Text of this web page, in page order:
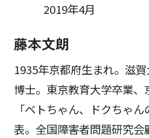
2019年4月
藤本文朗
1935年京都府生まれ。滋
博士。東京教育大学卒業、
「ベトちゃん、ドクちゃ
表。全国障害者問題研究会